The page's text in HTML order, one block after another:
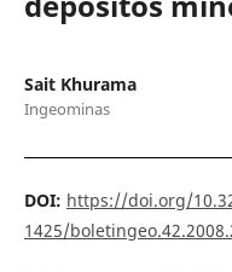
Sait Khurama
Ingeominas
DOI: https://doi.org/
1425/